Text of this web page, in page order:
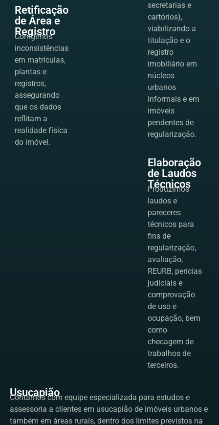
Retificação
de Área e
Registro
Corrigimos
inconsistências
em matrículas,
plantas e
registros,
assegurando
que os dados
reflitam a
realidade física
do imóvel.
secretarias e
cartórios),
viabilizando a
titulação e o
registro
imobiliário em
núcleos
urbanos
informais e em
imóveis
pendentes de
regularização.
Elaboração
de Laudos
Técnicos
Produzimos
laudos e
pareceres
técnicos para
fins de
regularização,
avaliação,
REURB, perícias
judiciais e
comprovação
de uso e
ocupação, bem
como
checagem de
trabalhos de
terceiros.
Usucapião
Contamos com equipe especializada para estudos e
assessoria a clientes em usucapião de imóveis urbanos e
também em áreas rurais, dentro dos limites previstos na